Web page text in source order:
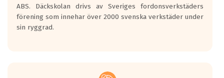
ABS. Däckskolan drivs av Sveriges fordonsverkstäders
förening som innehar över 2000 svenska verkstäder under
sin ryggrad.